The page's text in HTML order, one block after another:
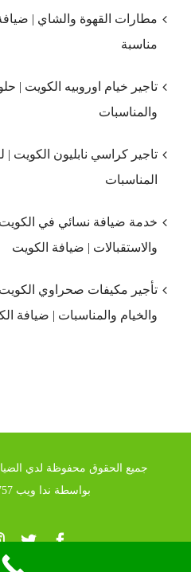
مطارات القهوة والشاي |
مناسبة
تاجير خيام اوروبيه الكويت |
والمناسبات
تاجير كراسي نابليون الكويت
المناسبات
خدمة ضيافة نسائي في الكويت
والاستقبالات | ضيافة الكويت
تأجير مكيفات صحراوي
والخيام والمناسبات | ضيافة
جميع الحقوق محفوظة لدي
بواسطة ندا ويب 00201068468757